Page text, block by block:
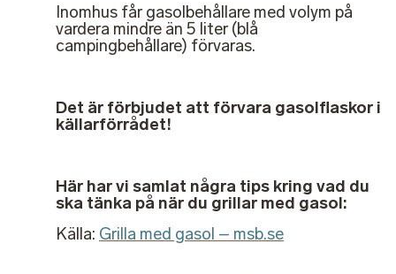
Inomhus får gasolbehållare med volym på
vardera mindre än 5 liter (blå
campingbehållare) förvaras.
Det är förbjudet att förvara gasolflaskor i
källarförrådet!
Här har vi samlat några tips kring vad du
ska tänka på när du grillar med gasol:
Källa: Grilla med gasol – msb.se